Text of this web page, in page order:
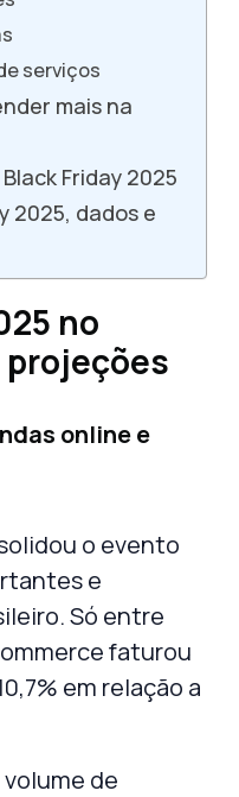
serviços
mais na
Friday 2025
2025, dados e
no
projeções
online e
o evento
e
Só entre
faturou
em relação a
volume de